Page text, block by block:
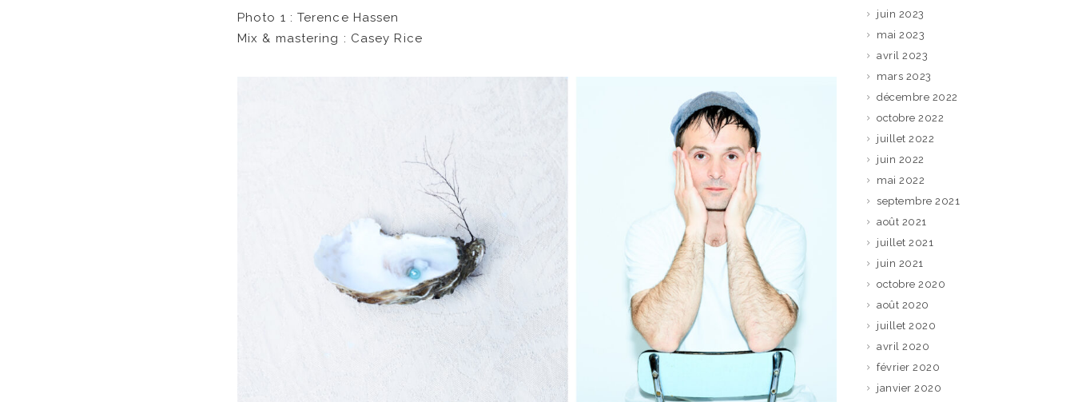
Photo 1 : Terence Hassen
Mix & mastering : Casey Rice
juin 2023
mai 2023
avril 2023
mars 2023
décembre 2022
octobre 2022
juillet 2022
juin 2022
mai 2022
septembre 2021
août 2021
juillet 2021
juin 2021
octobre 2020
août 2020
juillet 2020
avril 2020
février 2020
janvier 2020